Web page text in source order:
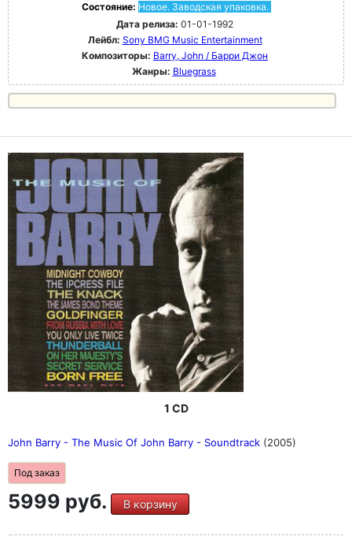
Состояние: Новое. Заводская упаковка.
Дата релиза: 01-01-1992
Лейбл: Sony BMG Music Entertainment
Композиторы: Barry, John / Барри Джон
Жанры: Bluegrass
1 CD
John Barry - The Music Of John Barry - Soundtrack (2005)
Под заказ
5999 руб. В корзину